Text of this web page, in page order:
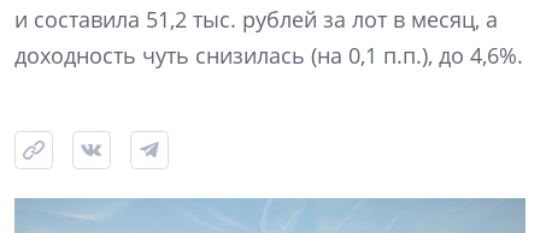
и составила 51,2 тыс. рублей за лот в месяц, а
доходность чуть снизилась (на 0,1 п.п.), до 4,6%.